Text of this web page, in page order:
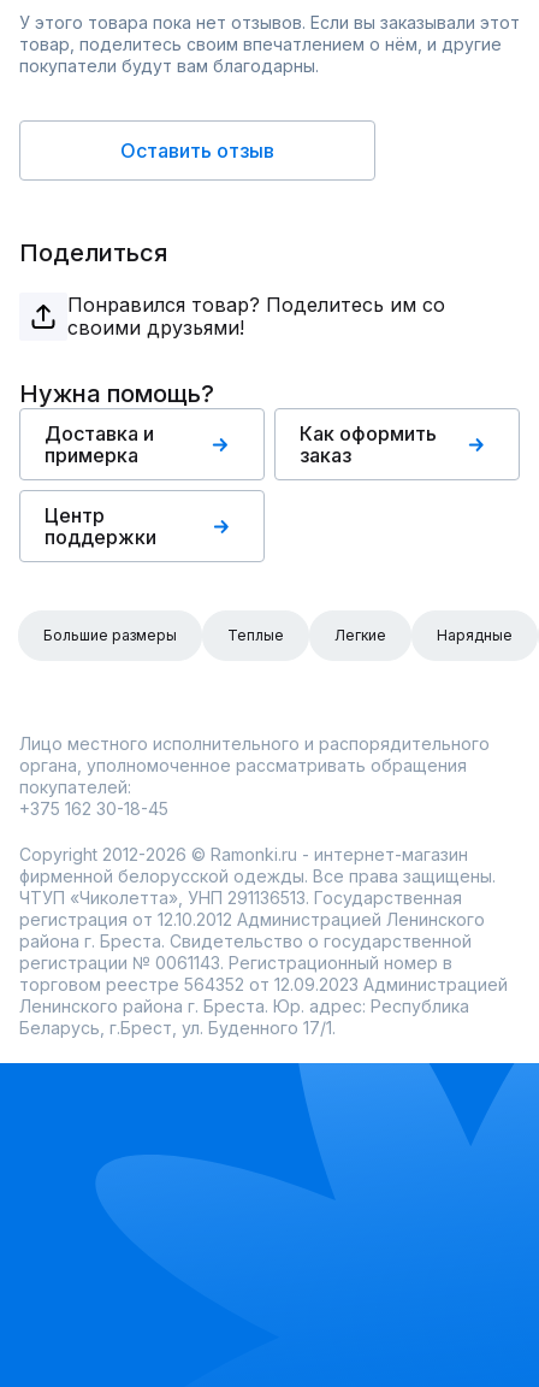
У этого товара пока нет отзывов. Если вы заказывали этот
товар, поделитесь своим впечатлением о нём, и другие
покупатели будут вам благодарны.
Оставить отзыв
Поделиться
Понравился товар? Поделитесь им со
своими друзьями!
Нужна помощь?
Доставка и
примерка
Как оформить
заказ
Центр
поддержки
Большие размеры Теплые Легкие Нарядные
Лицо местного исполнительного и распорядительного
органа, уполномоченное рассматривать обращения
покупателей:
+375 162 30-18-45
Copyright 2012-2026 © Ramonki.ru - интернет-магазин
фирменной белорусской одежды. Все права защищены.
ЧТУП «Чиколетта», УНП 291136513. Государственная
регистрация от 12.10.2012 Администрацией Ленинского
района г. Бреста. Свидетельство о государственной
регистрации № 0061143. Регистрационный номер в
торговом реестре 564352 от 12.09.2023 Администрацией
Ленинского района г. Бреста. Юр. адрес: Республика
Беларусь, г.Брест, ул. Буденного 17/1.